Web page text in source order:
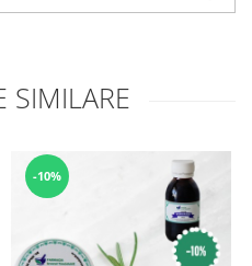
SIMILARE
-10%